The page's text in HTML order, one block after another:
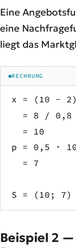
Eine
eine
liegt das
RECHNUNG
x = (10 −
  = 8 / 0,8
  = 10
p = 0,5 ·
  = 7
S = (10; 7)
Beispiel 2